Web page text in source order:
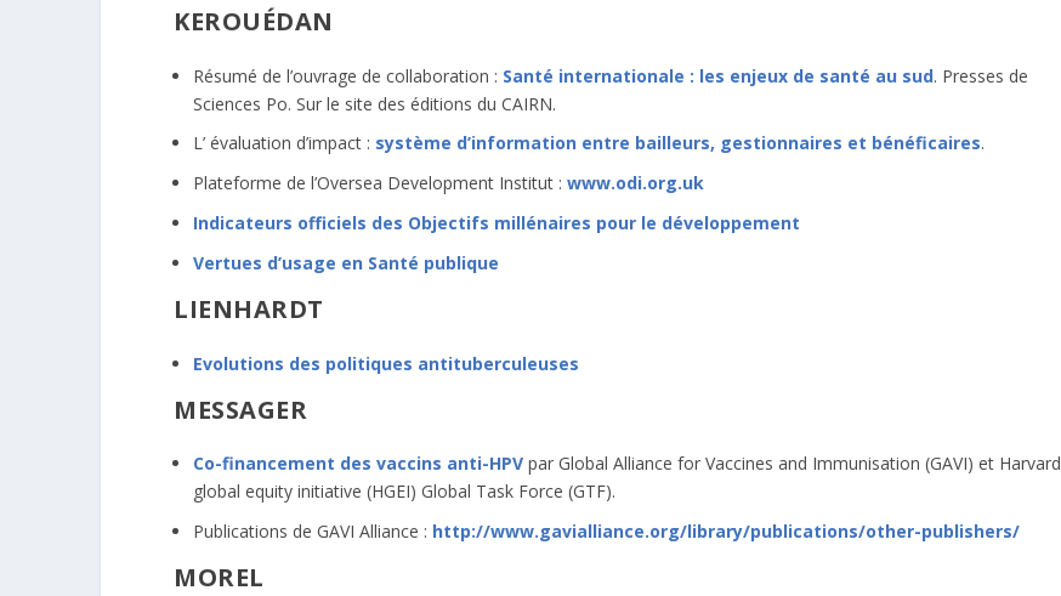
KEROUÉDAN
Résumé de l’ouvrage de collaboration : Santé internationale : les enjeux de santé au sud. Presses de
Sciences Po. Sur le site des éditions du CAIRN.
L’ évaluation d’impact : système d’information entre bailleurs, gestionnaires et bénéficaires.
Plateforme de l’Oversea Development Institut : www.odi.org.uk
Indicateurs officiels des Objectifs millénaires pour le développement
Vertues d’usage en Santé publique
LIENHARDT
Evolutions des politiques antituberculeuses
MESSAGER
Co-financement des vaccins anti-HPV par Global Alliance for Vaccines and Immunisation (GAVI) et Harvard
global equity initiative (HGEI) Global Task Force (GTF).
Publications de GAVI Alliance : http://www.gavialliance.org/library/publications/other-publishers/
MOREL